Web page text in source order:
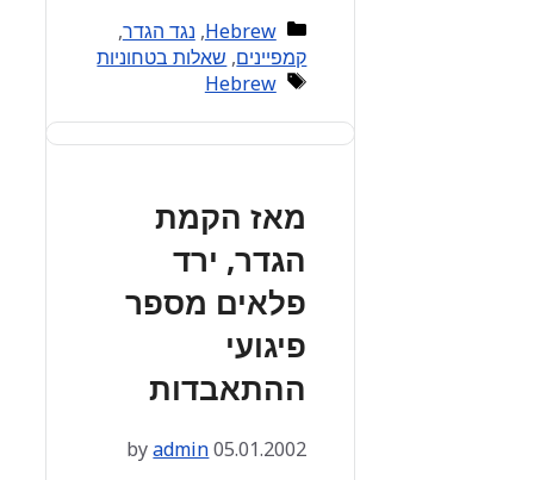
Categories
Hebrew
, נגד הגדר,
קמפיינים, שאלות בטחוניות
Tags
Hebrew
מאז הקמת
הגדר, ירד
פלאים מספר
פיגועי
ההתאבדות
05.01.2002
byadmin